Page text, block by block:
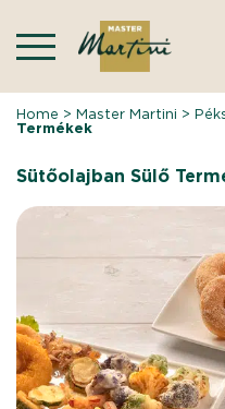
content
Home >Master Martini >
Termékek
Sütőolajban Sülő